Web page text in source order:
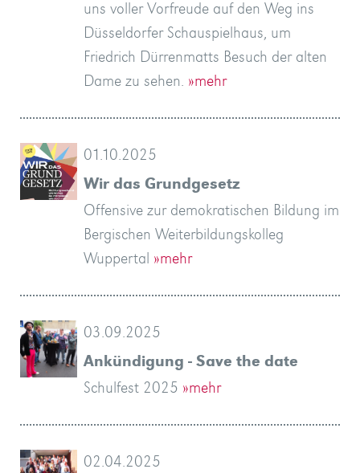
uns voller Vorfreude auf den Weg ins
Düsseldorfer Schauspielhaus, um
Friedrich Dürrenmatts Besuch der alten
Dame zu sehen. »mehr
01.10.2025
Wir das Grundgesetz
Offensive zur demokratischen Bildung im
Bergischen Weiterbildungskolleg
Wuppertal »mehr
03.09.2025
Ankündigung - Save the date
Schulfest 2025 »mehr
02.04.2025